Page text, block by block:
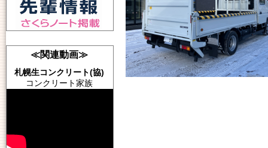
≪関連動画≫
札幌生コンクリート(協)
コンクリート家族